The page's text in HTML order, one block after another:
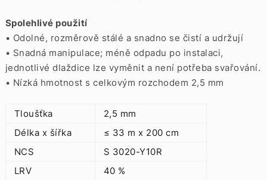
Spolehlivé použití
• Odolné, rozměrově stálé a snadno se čistí a udržují
• Snadná manipulace; méně odpadu po instalaci,
jednotlivé dlaždice lze vyměnit a není potřeba svařování.
• Nízká hmotnost s celkovým rozchodem 2,5 mm
Tloušťka
2,5 mm
Délka x šířka
≤ 33 m x 200 cm
NCS
S 3020-Y10R
LRV
40 %